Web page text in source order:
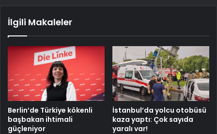
İlgili Makaleler
Berlin’de Türkiye kökenli
başbakan ihtimali
güçleniyor
İstanbul’da yolcu otobüsü
kaza yaptı: Çok sayıda
yaralı var!